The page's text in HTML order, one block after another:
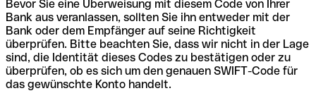
Bevor Sie eine Überweisung mit diesem Code von Ihrer
Bank aus veranlassen, sollten Sie ihn entweder mit der
Bank oder dem Empfänger auf seine Richtigkeit
überprüfen. Bitte beachten Sie, dass wir nicht in der Lage
sind, die Identität dieses Codes zu bestätigen oder zu
überprüfen, ob es sich um den genauen SWIFT-Code für
das gewünschte Konto handelt.